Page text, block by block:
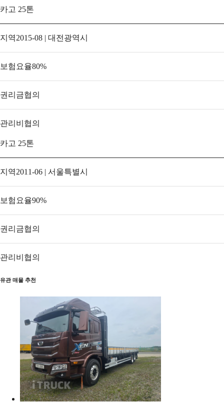
카고 25톤
지역2015-08 | 대전광역시
보험요율80%
권리금협의
관리비 협의
카고 25톤
지역2011-06 | 서울특별시
보험요율90%
권리금협의
관리비 협의
유관 매물 추천